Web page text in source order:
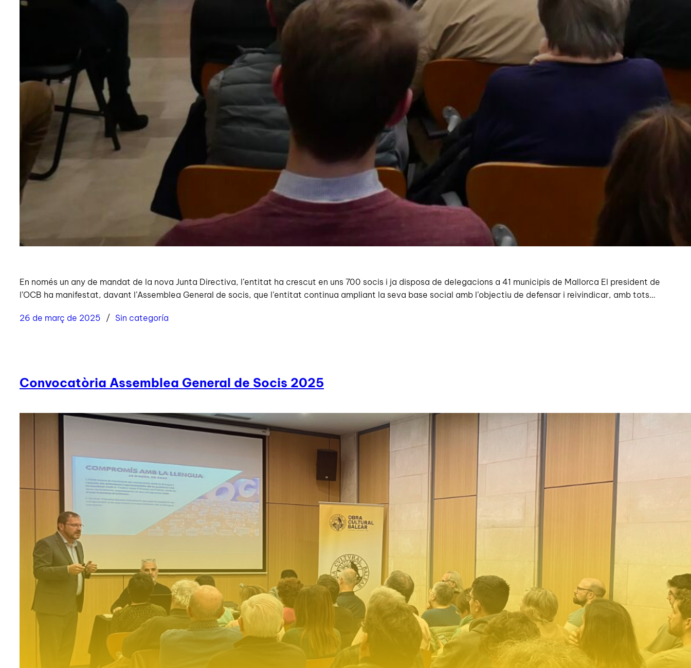
En només un any de mandat de la nova Junta Directiva, l’entitat ha crescut en uns 700 socis i ja disposa de delegacions a 41 municipis de Mallorca El president de
l’OCB ha manifestat, davant l’Assemblea General de socis, que l’entitat continua ampliant la seva base social amb l’objectiu de defensar i reivindicar, amb tots…
26 de març de 2025 Sin categoría
Convocatòria Assemblea General de Socis 2025